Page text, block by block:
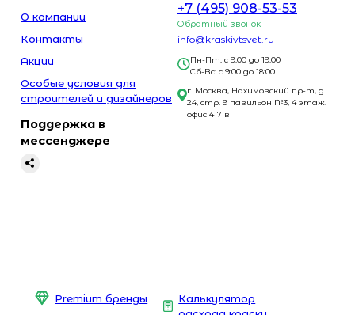
О компании
Контакты
Акции
Особые условия для
строителей и дизайнеров
Поддержка в
мессенджере
+7 (495) 908-53-53
Обратный звонок
info@kraskivtsvet.ru
Пн-Пт: с 9:00 до 19:00
Сб-Вс: с 9:00 до 18:00
г. Москва, Нахимовский пр-т, д.
24, стр. 9 павильон №3, 4 этаж.
офис 417 в
Premium бренды
Калькулятор